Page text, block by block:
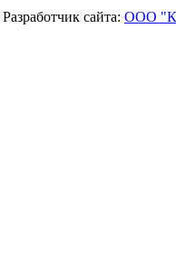
Разработчик сайта: ООО